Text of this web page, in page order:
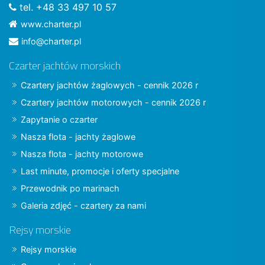
tel. +48 33 497 10 57
www.charter.pl
info@charter.pl
Czarter jachtów morskich
Czartery jachtów żaglowych - cennik 2026 r
Czartery jachtów motorowych - cennik 2026 r
Zapytanie o czarter
Nasza flota - jachty żaglowe
Nasza flota - jachty motorowe
Last minute, promocje i oferty specjalne
Przewodnik po marinach
Galeria zdjęć - czartery za nami
Rejsy morskie
Rejsy morskie